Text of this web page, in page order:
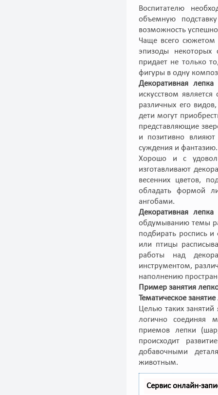
Воспитателю
объемную
возможность
Чаще всего сюжетом
эпизоды некоторых
придает не только
фигуры в одну
Декоративная
искусством
различных его
дети могут
представляющие
и позитивно влияют
суждения и фантазию.
Хорошо и с
изготавливают
весенних цветов,
обладать формой
ангобами.
Декоративная
обдумыванию темы
подбирать роспись
или птицы
работы над
инструментом,
наполнению
Пример занятия
Тематическое
Целью таких
логично соединяя
приемов лепки
происходит
добавочными
животным.
Сервис онлайн-